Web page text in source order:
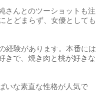
さんとのツーショットも注
とどまらず、女優としても
経験があります。本番には
きで、焼き肉と桃が好きな
いな素直な性格が人気で